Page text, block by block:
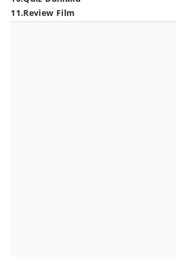
11.Review Film